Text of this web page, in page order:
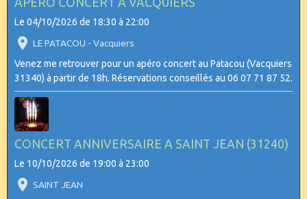
Le 04/10/2026 de 18:30 à 22:00
LE PATACOU - Vacquiers
Venez me retrouver pour un apéro concert au Patacou (Vacquiers
31340) à partir de 18h. Réservations conseillés au 06 07 71 87 52.
CONCERT ANNIVERSAIRE A SAINT JEAN (31240)
Le 10/10/2026 de 19:00 à 23:00
SAINT JEAN